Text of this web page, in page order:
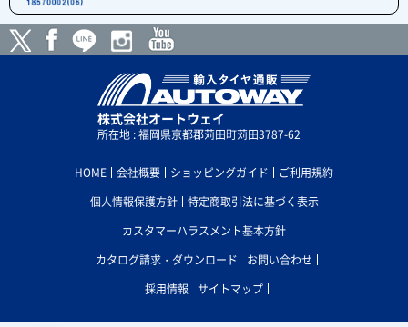
株式会社オートウェイ
所在地 : 福岡県京都郡苅田町苅田3787-62
HOME 会社概要 ショッピングガイド
ご利用規約
個人情報保護方針
特定商取引法に基づく表示
カスタマーハラスメント基本方針
カタログ請求・ダウンロード
お問い合わせ
採用情報
サイトマップ